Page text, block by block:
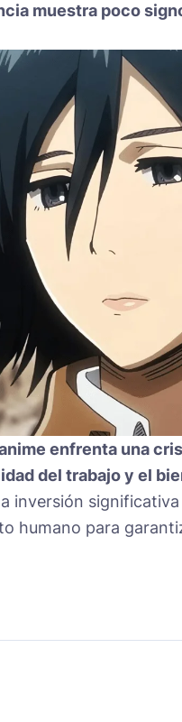
muestra poco
enfrenta una
del trabajo y el
inversión
humano para